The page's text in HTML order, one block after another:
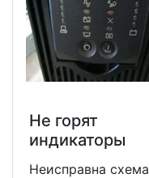
Не горят
индикаторы
Неисправна схема